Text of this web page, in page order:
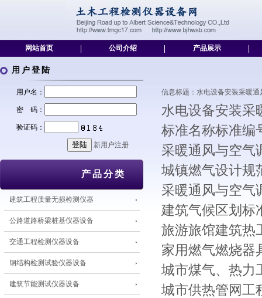
网站首页 公司介绍 产品展示
用户登陆
用户名：
密 码：
验证码：
新用户注册
产品分类
建筑工程质量无损检测仪器
公路道路桥梁桩基仪器设备
交通工程检测仪器设备
钢结构检测试验仪器设备
建筑节能测试仪器设备
信息标题：水电设备安装采暖通
水电设备安装采
标准名称标准编
采暖通风与空气
城镇燃气设计规
采暖通风与空气
建筑气候区划标
旅游旅馆建筑热
家用燃气燃烧器
城市煤气、热力
城市供热管网工